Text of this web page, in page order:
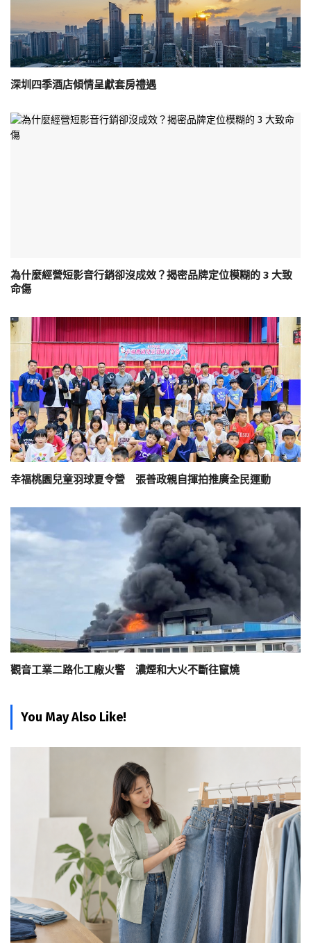
深圳四季酒店傾情呈獻套房禮遇
為什麼經營短影音行銷卻沒成效？揭密品牌定位模糊的 3 大致
命傷
幸福桃園兒童羽球夏令營 張善政親自揮拍推廣全民運動
觀音工業二路化工廠火警 濃煙和大火不斷往竄燒
You May Also Like!